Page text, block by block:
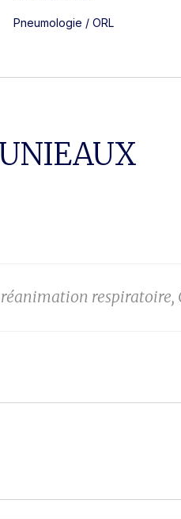
Pneumologie / ORL
respiratoire,